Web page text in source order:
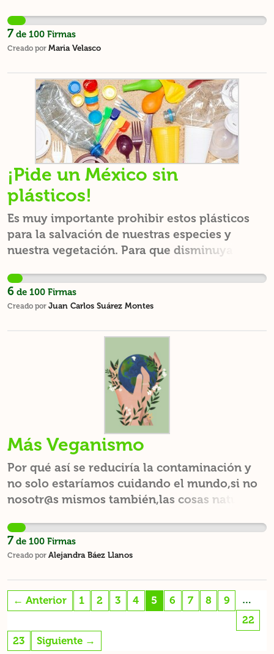
7 de 100 Firmas
Creado por Maria Velasco
¡Pide un México sin
plásticos!
Es muy importante prohibir estos plásticos
para la salvación de nuestras especies y
nuestra vegetación. Para que disminuya el
océanos no estén contaminados por estos
plásticos. Les pido de favor a todos, que
firmemos esta petición, JUNTOS PODEMOS
6 de 100 Firmas
Creado por Juan Carlos Suárez Montes
Más Veganismo
Por qué así se reduciría la contaminación y
no solo estaríamos cuidando el mundo,si no
nosotr@s mismos también,las cosas naturales
saludables al planeta,son saludables para
nosotros mismes.
7 de 100 Firmas
Creado por Alejandra Báez Llanos
← Anterior 1 2 3 4 5 6 7 8 9
…
22
23
Siguiente →